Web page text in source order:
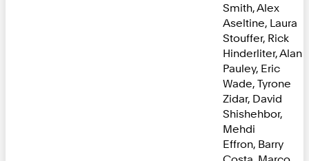
Smith, Alex
Aseltine, Laura
Stouffer, Rick
Hinderliter, Alan
Pauley, Eric
Wade, Tyrone
Zidar, David
Shishehbor,
Mehdi
Effron, Barry